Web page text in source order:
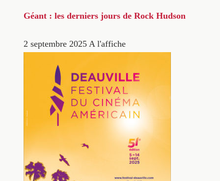
Géant : les derniers jours de Rock Hudson
2 septembre 2025 A l'affiche